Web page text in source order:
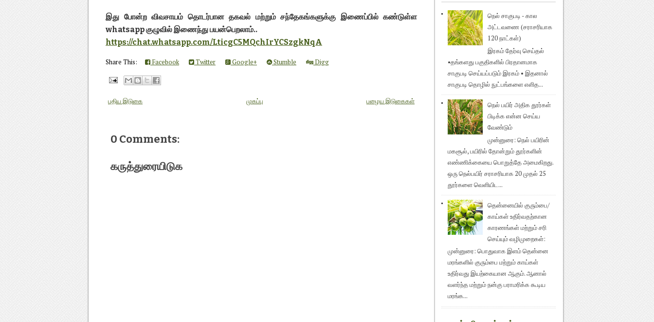
இது போன்ற விவசாயம் தொடர்பான தகவல் மற்றும் சந்தேகங்களுக்கு இணைப்பில் கண்டுள்ள
whatsapp குழுவில் இணைந்து பயன்பெறலாம்..
https://chat.whatsapp.com/LticgC5MQchIrYCSzgkNqA
Share This: Facebook Twitter Google+ Stumble Digg
புதிய இடுகை பழைய இடுகைகள்
முகப்பு
0 Comments:
கருத்துரையிடுக
நெல் சாகுபடி - கால
அட்டவணை (சராசரியாக
120 நாட்கள்)
இரகம் தேர்வு செய்தல்
•தங்களது பகுதிகளில் பிரதானமாக
சாகுபடி செய்யப்படும் இரகம் • இதனால்
சாகுபடி தொழில் நுட்பங்களை எளித...
நெல் பயிர் அதிக தூர்கள்
பிடிக்க என்ன செய்ய
வேண்டும்
முன்னுரை: நெல் பயிரின்
மகசூல், பயிரில் தோன்றும் தூர்களின்
எண்ணிக்கையை பொறுத்தே அமைகிறது.
ஒரு நெல்பயிர் சராசரியாக 20 முதல் 25
தூர்களை வெளியிட...
தென்னையில் குரும்பை/
காய்கள் உதிர்வதற்கான
காரணங்கள் மற்றும் சரி
செய்யும் வழிமுறைகள்:
முன்னுரை: பொதுவாக இளம் தென்னை
மரங்களில் குரும்பை மற்றும் காய்கள்
உதிர்வது இயற்கையான ஆகும். ஆனால்
வளர்ந்த மற்றும் நன்கு பராமரிக்க கூடிய
மரங்க...